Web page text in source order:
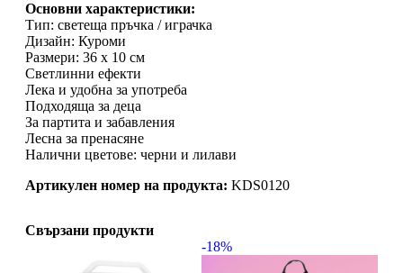
Основни характеристики:
Тип: светеща пръчка / играчка
Дизайн: Куроми
Размери: 36 х 10 см
Светлинни ефекти
Лека и удобна за употреба
Подходяща за деца
За партита и забавления
Лесна за пренасяне
Налични цветове: черни и лилави
Артикулен номер на продукта: KDS0120
Свързани продукти
-18%